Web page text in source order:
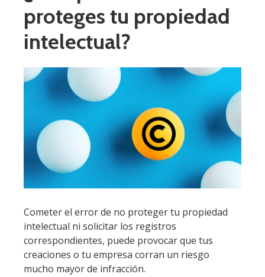
proteges tu propiedad
intelectual?
Cometer el error de no proteger tu propiedad
intelectual ni solicitar los registros
correspondientes, puede provocar que tus
creaciones o tu empresa corran un riesgo
mucho mayor de infracción.